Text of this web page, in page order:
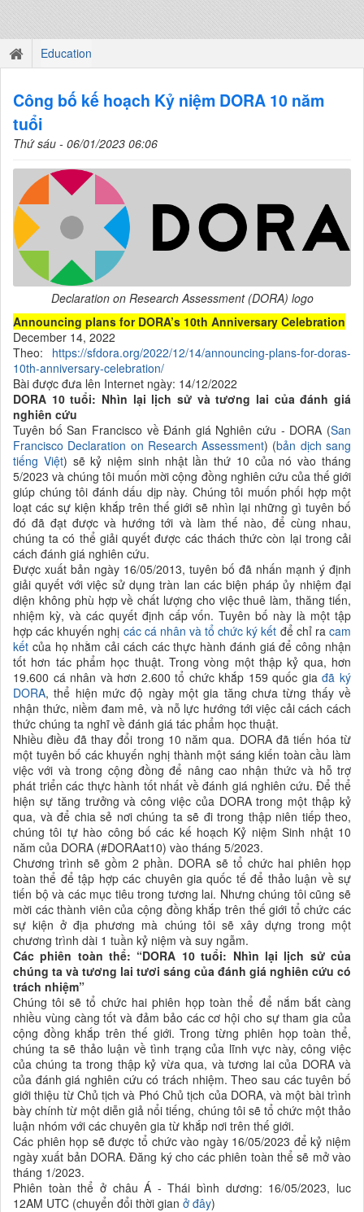
Education
Công bố kế hoạch Kỷ niệm DORA 10 năm
tuổi
Thứ sáu - 06/01/2023 06:06
Declaration on Research Assessment (DORA) logo
Announcing plans for DORA’s 10th Anniversary Celebration
December 14, 2022
Theo: https://sfdora.org/2022/12/14/announcing-plans-for-doras-
10th-anniversary-celebration/
Bài được đưa lên Internet ngày: 14/12/2022
DORA 10 tuổi: Nhìn lại lịch sử và tương lai của đánh giá
nghiên cứu
Tuyên bố San Francisco về Đánh giá Nghiên cứu - DORA (San
Francisco Declaration on Research Assessment) (bản dịch sang
tiếng Việt) sẽ kỷ niệm sinh nhật lần thứ 10 của nó vào tháng
5/2023 và chúng tôi muốn mời cộng đồng nghiên cứu của thế giới
giúp chúng tôi đánh dấu dịp này. Chúng tôi muốn phối hợp một
loạt các sự kiện khắp trên thế giới sẽ nhìn lại những gì tuyên bố
đó đã đạt được và hướng tới và làm thế nào, để cùng nhau,
chúng ta có thể giải quyết được các thách thức còn lại trong cải
cách đánh giá nghiên cứu.
Được xuất bản ngày 16/05/2013, tuyên bố đã nhấn mạnh ý định
giải quyết với việc sử dụng tràn lan các biện pháp ủy nhiệm đại
diện không phù hợp về chất lượng cho việc thuê làm, thăng tiến,
nhiệm kỳ, và các quyết định cấp vốn. Tuyên bố này là một tập
hợp các khuyến nghị các cá nhân và tổ chức ký kết để chỉ racam
kết của họ nhằm cải cách các thực hành đánh giá để công nhận
tốt hơn tác phẩm học thuật. Trong vòng một thập kỷ qua, hơn
19.600 cá nhân và hơn 2.600 tổ chức khắp 159 quốc giađã ký
DORA, thể hiện mức độ ngày một gia tăng chưa từng thấy về
nhận thức, niềm đam mê, và nỗ lực hướng tới việc cải cách cách
thức chúng ta nghĩ về đánh giá tác phẩm học thuật.
Nhiều điều đã thay đổi trong 10 năm qua. DORA đã tiến hóa từ
một tuyên bố các khuyến nghị thành một sáng kiến toàn cầu làm
việc với và trong cộng đồng để nâng cao nhận thức và hỗ trợ
phát triển các thực hành tốt nhất về đánh giá nghiên cứu. Để thể
hiện sự tăng trưởng và công việc của DORA trong một thập kỷ
qua, và để chia sẻ nơi chúng ta sẽ đi trong thập niên tiếp theo,
chúng tôi tự hào công bố các kế hoạch Kỷ niệm Sinh nhật 10
năm của DORA (#DORAat10) vào tháng 5/2023.
Chương trình sẽ gồm 2 phần. DORA sẽ tổ chức hai phiên họp
toàn thể để tập hợp các chuyên gia quốc tế để thảo luận về sự
tiến bộ và các mục tiêu trong tương lai. Nhưng chúng tôi cũng sẽ
mời các thành viên của cộng đồng khắp trên thế giới tổ chức các
sự kiện ở địa phương mà chúng tôi sẽ xây dựng trong một
chương trình dài 1 tuần kỷ niệm và suy ngẫm.
Các phiên toàn thể: “DORA 10 tuổi: Nhìn lại lịch sử của
chúng ta và tương lai tươi sáng của đánh giá nghiên cứu có
trách nhiệm”
Chúng tôi sẽ tổ chức hai phiên họp toàn thể để nắm bắt càng
nhiều vùng càng tốt và đảm bảo các cơ hội cho sự tham gia của
cộng đồng khắp trên thế giới. Trong từng phiên họp toàn thể,
chúng ta sẽ thảo luận về tình trạng của lĩnh vực này, công việc
của chúng ta trong thập kỷ vừa qua, và tương lai của DORA và
của đánh giá nghiên cứu có trách nhiệm. Theo sau các tuyên bố
giới thiệu từ Chủ tịch và Phó Chủ tịch của DORA, và một bài trình
bày chính từ một diễn giả nổi tiếng, chúng tôi sẽ tổ chức một thảo
luận nhóm với các chuyên gia từ khắp nơi trên thế giới.
Các phiên họp sẽ được tổ chức vào ngày 16/05/2023 để kỷ niệm
ngày xuất bản DORA. Đăng ký cho các phiên toàn thể sẽ mở vào
tháng 1/2023.
Phiên toàn thể ở châu Á - Thái bình dương: 16/05/2023, luc
12AM UTC (chuyển đổi thời gian ở đây)